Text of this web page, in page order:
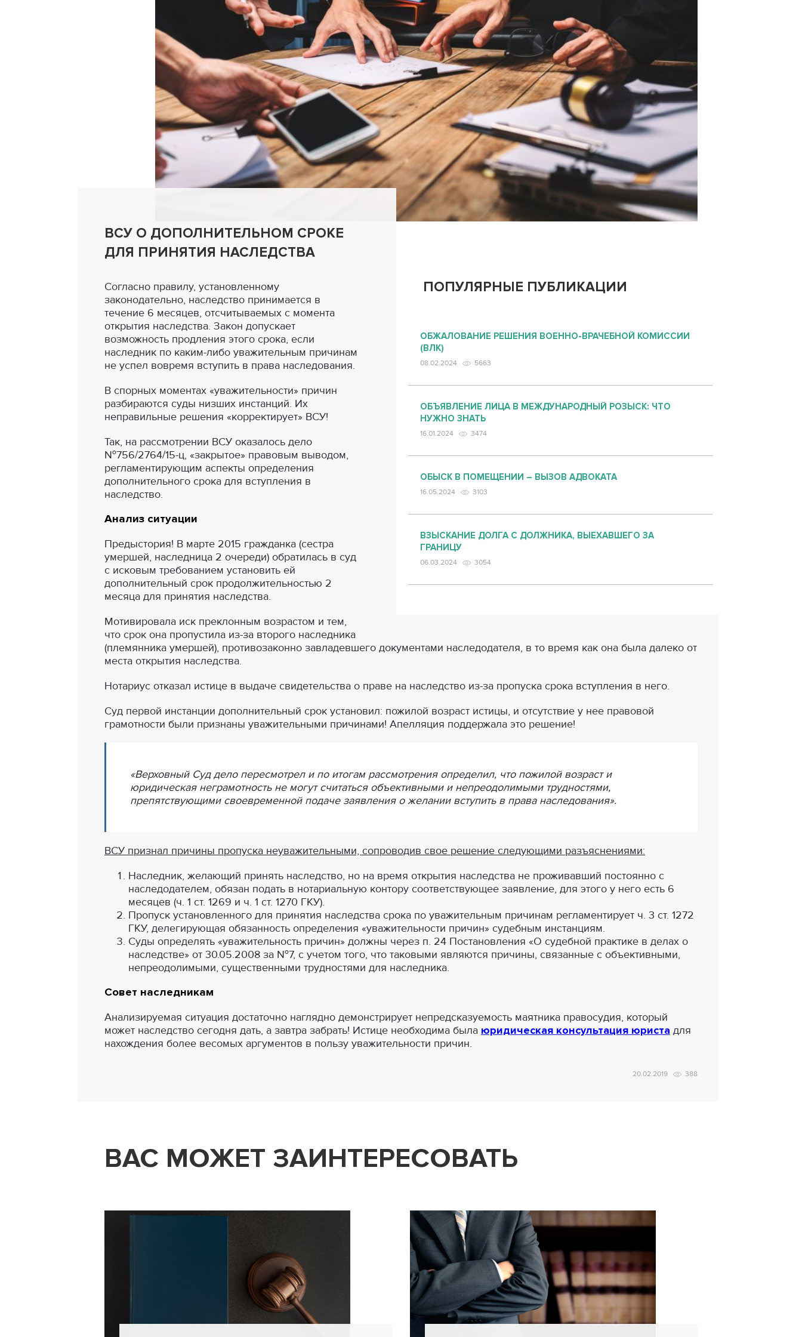
ПОПУЛЯРНЫЕ ПУБЛИКАЦИИ
ОБЖАЛОВАНИЕ РЕШЕНИЯ ВОЕННО-ВРАЧЕБНОЙ КОМИССИИ
(ВЛК)
08.02.2024 5663
ОБЪЯВЛЕНИЕ ЛИЦА В МЕЖДУНАРОДНЫЙ РОЗЫСК: ЧТО
НУЖНО ЗНАТЬ
16.01.2024 3474
ОБЫСК В ПОМЕЩЕНИИ – ВЫЗОВ АДВОКАТА
16.05.2024 3103
ВЗЫСКАНИЕ ДОЛГА С ДОЛЖНИКА, ВЫЕХАВШЕГО ЗА
ГРАНИЦУ
06.03.2024 3054
ВСУ О ДОПОЛНИТЕЛЬНОМ СРОКЕ
ДЛЯ ПРИНЯТИЯ НАСЛЕДСТВА
Согласно правилу, установленному
законодательно, наследство принимается в
течение 6 месяцев, отсчитываемых с момента
открытия наследства. Закон допускает
возможность продления этого срока, если
наследник по каким-либо уважительным причинам
не успел вовремя вступить в права наследования.
В спорных моментах «уважительности» причин
разбираются суды низших инстанций. Их
неправильные решения «корректирует» ВСУ!
Так, на рассмотрении ВСУ оказалось дело
№756/2764/15-ц, «закрытое» правовым выводом,
регламентирующим аспекты определения
дополнительного срока для вступления в
наследство.
Анализ ситуации
Предыстория! В марте 2015 гражданка (сестра
умершей, наследница 2 очереди) обратилась в суд
с исковым требованием установить ей
дополнительный срок продолжительностью 2
месяца для принятия наследства.
Мотивировала иск преклонным возрастом и тем,
что срок она пропустила из-за второго наследника
(племянника умершей), противозаконно завладевшего документами наследодателя, в то время как она была далеко от
места открытия наследства.
Нотариус отказал истице в выдаче свидетельства о праве на наследство из-за пропуска срока вступления в него.
Суд первой инстанции дополнительный срок установил: пожилой возраст истицы, и отсутствие у нее правовой
грамотности были признаны уважительными причинами! Апелляция поддержала это решение!
«Верховный Суд дело пересмотрел и по итогам рассмотрения определил, что пожилой возраст и
юридическая неграмотность не могут считаться объективными и непреодолимыми трудностями,
препятствующими своевременной подаче заявления о желании вступить в права наследования».
ВСУ признал причины пропуска неуважительными, сопроводив свое решение следующими разъяснениями:
Наследник, желающий принять наследство, но на время открытия наследства не проживавший постоянно с
наследодателем, обязан подать в нотариальную контору соответствующее заявление, для этого у него есть 6
месяцев (ч. 1 ст. 1269 и ч. 1 ст. 1270 ГКУ).
Пропуск установленного для принятия наследства срока по уважительным причинам регламентирует ч. 3 ст. 1272
ГКУ, делегирующая обязанность определения «уважительности причин» судебным инстанциям.
Суды определять «уважительность причин» должны через п. 24 Постановления «О судебной практике в делах о
наследстве» от 30.05.2008 за №7, с учетом того, что таковыми являются причины, связанные с объективными,
непреодолимыми, существенными трудностями для наследника.
Совет наследникам
Анализируемая ситуация достаточно наглядно демонстрирует непредсказуемость маятника правосудия, который
может наследство сегодня дать, а завтра забрать! Истице необходима была юридическая консультация юриста для
нахождения более весомых аргументов в пользу уважительности причин.
20.02.2019 388
ВАС МОЖЕТ ЗАИНТЕРЕСОВАТЬ